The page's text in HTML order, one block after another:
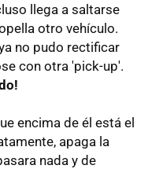
llega a saltarse
otro vehículo.
no pudo rectificar
con otra 'pick-up'.
encima de él está el
apaga la
nada y de